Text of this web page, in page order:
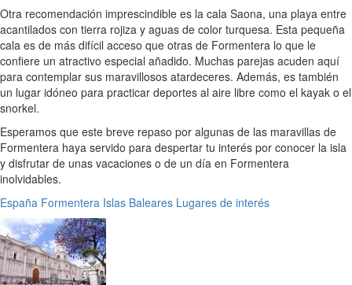
Otra recomendación imprescindible es la cala Saona, una playa entre
acantilados con tierra rojiza y aguas de color turquesa. Esta pequeña
cala es de más difícil acceso que otras de Formentera lo que le
confiere un atractivo especial añadido. Muchas parejas acuden aquí
para contemplar sus maravillosos atardeceres. Además, es también
un lugar idóneo para practicar deportes al aire libre como el kayak o el
snorkel.
Esperamos que este breve repaso por algunas de las maravillas de
Formentera haya servido para despertar tu interés por conocer la isla
y disfrutar de unas vacaciones o de un día en Formentera
inolvidables.
España Formentera Islas Baleares Lugares de interés